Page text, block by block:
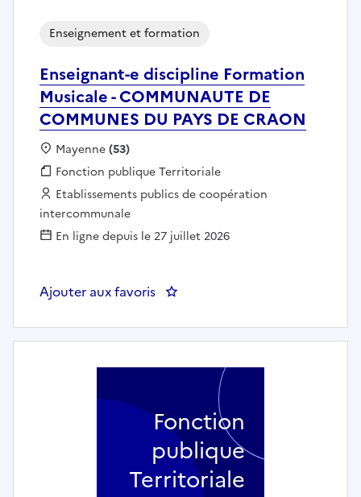
Enseignant-e discipline Formation
Musicale - COMMUNAUTE DE
COMMUNES DU PAYS DE CRAON
Enseignement et formation
Localisation :
Mayenne(53)
Fonction publique :
Fonction publique Territoriale
Employeur :
Etablissements publics de coopération
intercommunale
En ligne depuis le 27 juillet 2026
Ajouter aux favoris : Enseignant-e discipline
Fonction
publique
Territoriale